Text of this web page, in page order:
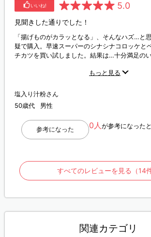
いいね! 5.0
見聞きした通りでした！
「揚げものがカラッとなる」、そんなハズ…と
疑で購入。早速スーパーのシナシナコロッケと
チカツを買い試しました。結果は…十分満足の
もっと見る
塩入り汁粉さん
50歳代
男性
0人 が参考になった
参考になった
すべてのレビューを見る（14件
関連カテゴリ